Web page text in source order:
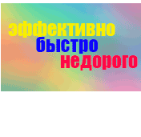
ЗАО АГРОБИОПРОМ
обеспечивают самые высокие
показатели сохранности
пчел и рентабельность
Варроадез - это лучшее
современное средство